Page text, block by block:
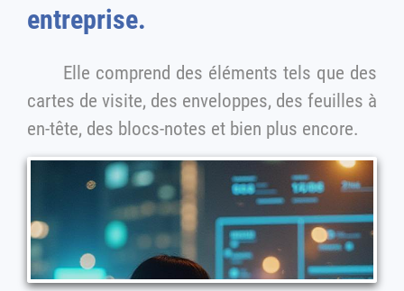
entreprise.
Elle comprend des éléments tels que des
cartes de visite, des enveloppes, des feuilles à
en-tête, des blocs-notes et bien plus encore.